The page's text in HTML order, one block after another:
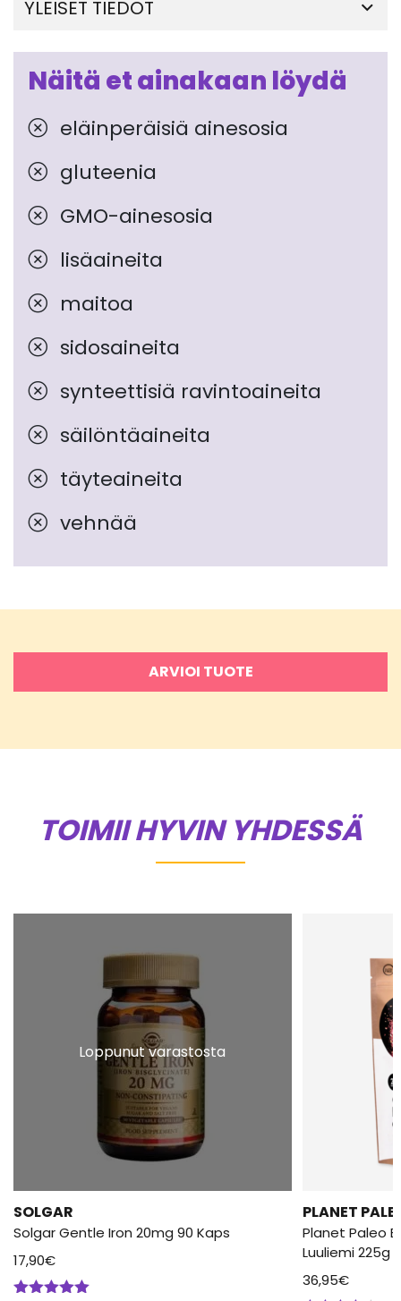
YLEISET TIEDOT
Näitä et ainakaan löydä
eläinperäisiä ainesosia
gluteenia
GMO-ainesosia
lisäaineita
maitoa
sidosaineita
synteettisiä ravintoaineita
säilöntäaineita
täyteaineita
vehnää
ARVIOI TUOTE
TOIMII HYVIN YHDESSÄ
Loppunut varastosta
SOLGAR
Solgar Gentle Iron 20mg 90 Kaps
17,90€
PLANET
Planet Paleo
Luuliemi 225g
36,95€